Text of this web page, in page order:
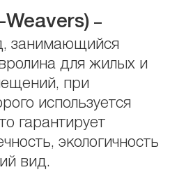
-Weavers) –
занимающийся
для жилых и
при
используется
гарантирует
экологичность
вид.